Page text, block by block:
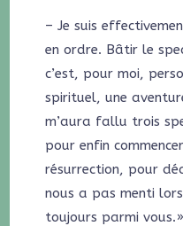
– Je suis
en ordre. Bâtir le
c’est, pour moi,
spirituel, une
m’aura fallu trois
pour enfin
résurrection, pour
nous a pas menti
toujours parmi